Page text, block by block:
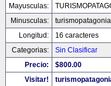
Mayusculas:
Minusculas:
Longitud:
16 caracteres
Categorias:
Sin Clasificar
Precio:
$800.00
Visitar!